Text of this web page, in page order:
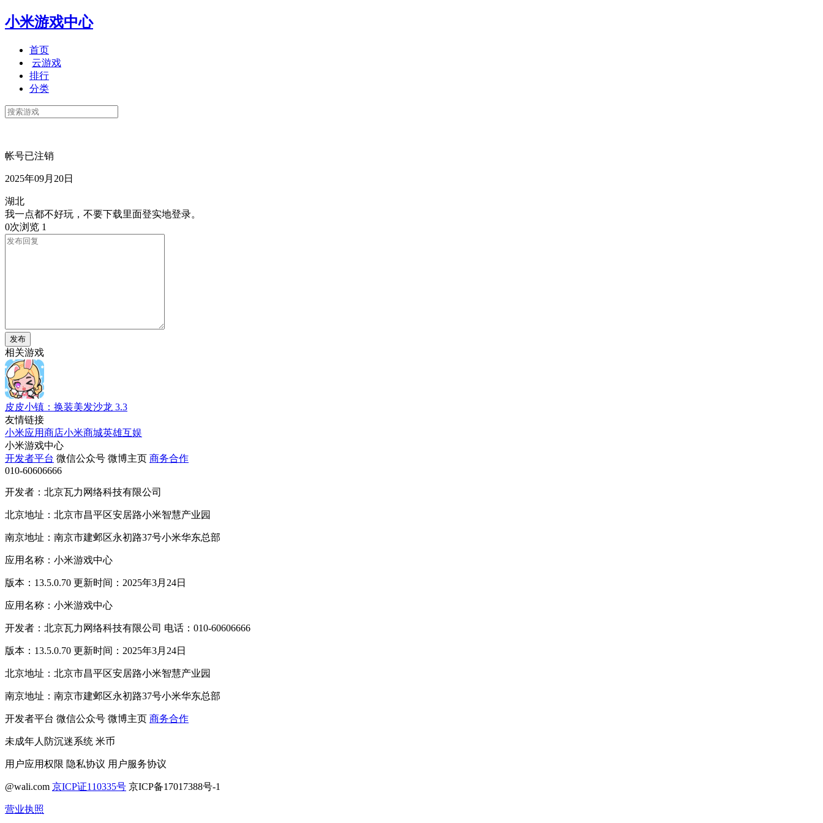
小米游戏中心
首页
云游戏
排行
分类
帐号已注销
2025年09月20日
湖北
我一点都不好玩，不要下载里面登实地登录。
0次浏览 1
发布
相关游戏
皮皮小镇：换装美发沙龙 3.3
友情链接
小米应用商店小米商城英雄互娱
小米游戏中心
开发者平台 微信公众号 微博主页 商务合作
010-60606666
开发者：北京瓦力网络科技有限公司
北京地址：北京市昌平区安居路小米智慧产业园
南京地址：南京市建邺区永初路37号小米华东总部
应用名称：小米游戏中心
版本：13.5.0.70 更新时间：2025年3月24日
应用名称：小米游戏中心
开发者：北京瓦力网络科技有限公司 电话：010-60606666
版本：13.5.0.70 更新时间：2025年3月24日
北京地址：北京市昌平区安居路小米智慧产业园
南京地址：南京市建邺区永初路37号小米华东总部
开发者平台 微信公众号 微博主页 商务合作
未成年人防沉迷系统 米币
用户应用权限 隐私协议 用户服务协议
@wali.com 京ICP证110335号 京ICP备17017388号-1
营业执照